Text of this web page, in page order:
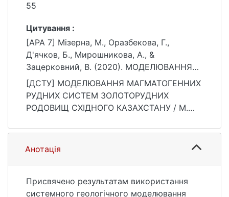
55
Цитування :
[APA 7] Мізерна, М., Оразбекова, Г.,
Д'ячков, Б., Мирошникова, А., &
Зацерковний, В. (2020). МОДЕЛЮВАННЯ
МАГМАТОГЕННИХ РУДНИХ СИСТЕМ
ЗОЛОТОРУДНИХ РОДОВИЩ СХІДНОГО
КАЗАХСТАНУ. Вісник Київського
Шевченка. Геологія, 4(91), 49–55.
[ДСТУ] МОДЕЛЮВАННЯ МАГМАТОГЕННИХ
РУДНИХ СИСТЕМ ЗОЛОТОРУДНИХ
РОДОВИЩ СХІДНОГО КАЗАХСТАНУ / М.
національного університету імені Тараса
Шевченка. Геологія. 2020. Т. 4, № 91. С. 49
—55. DOI: 10.17721/1728-2713.91.07 (дата
Анотація
Присвячено результатам використання
системного геологічного моделювання